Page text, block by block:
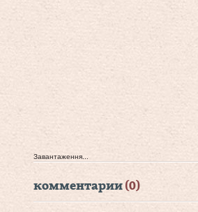
Завантаження...
комментарии (0)